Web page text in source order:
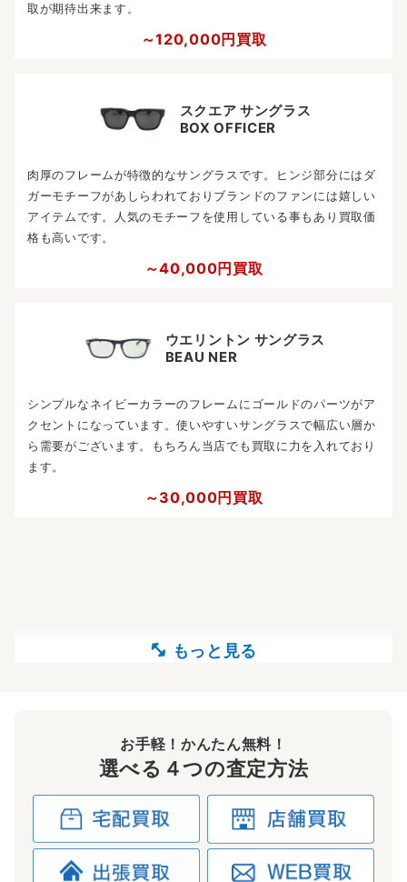
取が期待出来ます。
～120,000円買取
スクエア サングラス
BOX OFFICER
肉厚のフレームが特徴的なサングラスです。ヒンジ部分にはダ
ガーモチーフがあしらわれておりブランドのファンには嬉しい
アイテムです。人気のモチーフを使用している事もあり買取価
格も高いです。
～40,000円買取
ウエリントン サングラス
BEAU NER
シンプルなネイビーカラーのフレームにゴールドのパーツがア
クセントになっています。使いやすいサングラスで幅広い層か
ら需要がございます。もちろん当店でも買取に力を入れており
ます。
～30,000円買取
お手軽！かんたん無料！
選べる４つの査定方法